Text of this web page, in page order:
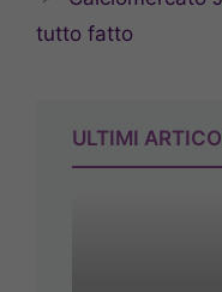
tutto fatto
ULTIMI